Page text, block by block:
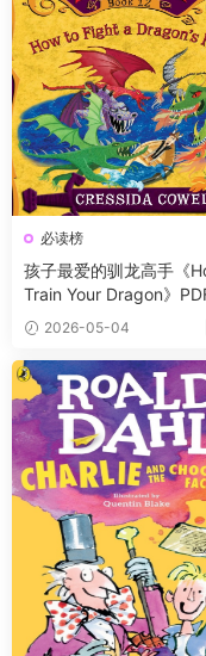
必读榜
孩子最爱的驯龙高手《
Train Your Dragon》
12册+电子书及音频+3
画，蓝思值900L左右，
龄:8-12岁。
2026-05-04